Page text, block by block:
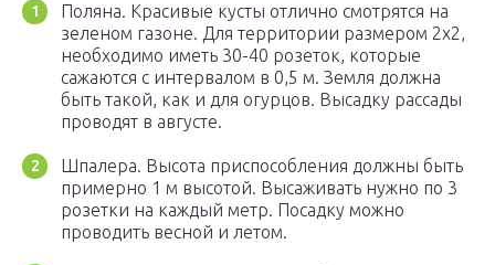
Поляна. Красивые кусты отлично смотрятся на
зеленом газоне. Для территории размером 2х2,
необходимо иметь 30-40 розеток, которые
сажаются с интервалом в 0,5 м. Земля должна
быть такой, как и для огурцов. Высадку рассады
проводят в августе.
Шпалера. Высота приспособления должны быть
примерно 1 м высотой. Высаживать нужно по 3
розетки на каждый метр. Посадку можно
проводить весной и летом.